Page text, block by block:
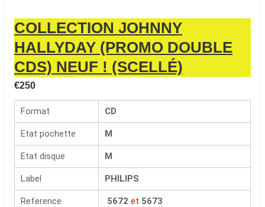
COLLECTION JOHNNY
HALLYDAY (PROMO DOUBLE
CDS) NEUF ! (SCELLÉ)
€250
Format CD
Etat pochette M
Etat disque M
Label PHILIPS
Reference 5672 et 5673